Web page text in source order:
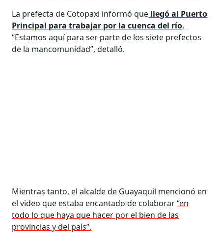
La prefecta de Cotopaxi informó que llegó al Puerto
Principal para trabajar por la cuenca del río.
“Estamos aquí para ser parte de los siete prefectos
de la mancomunidad”, detalló.
Mientras tanto, el alcalde de Guayaquil mencionó en
el video que estaba encantado de colaborar“en
todo lo que haya que hacer por el bien de las
provincias y del país”.